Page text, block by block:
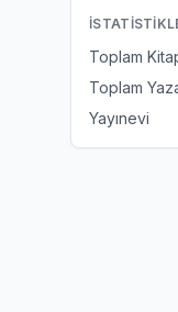
Toplam
Toplam
Yayınevi